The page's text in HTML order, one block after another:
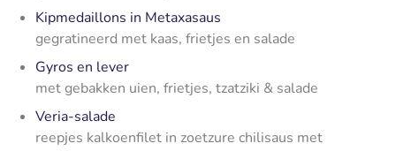
Kipmedaillons in Metaxasaus
gegratineerd met kaas, frietjes en salade
Gyros en lever
met gebakken uien, frietjes, tzatziki & salade
Veria-salade
reepjes kalkoenfilet in zoetzure chilisaus met